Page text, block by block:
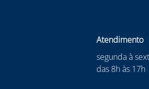
Atendimento
segunda à
das 8h às 17h